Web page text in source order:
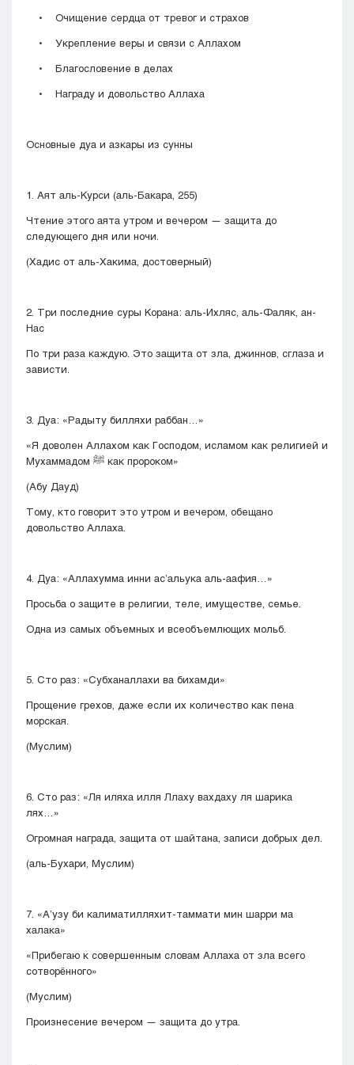
• Очищение сердца от тревог и страхов
• Укрепление веры и связи с Аллахом
• Благословение в делах
• Награду и довольство Аллаха
Основные дуа и азкары из сунны
1. Аят аль-Курси (аль-Бакара, 255)
Чтение этого аята утром и вечером — защита до
следующего дня или ночи.
(Хадис от аль-Хакима, достоверный)
2. Три последние суры Корана: аль-Ихляс, аль-Фаляк, ан-
Нас
По три раза каждую. Это защита от зла, джиннов, сглаза и
зависти.
3. Дуа: «Радыту билляхи раббан…»
«Я доволен Аллахом как Господом, исламом как религией и
Мухаммадом ﷺ как пророком»
(Абу Дауд)
Тому, кто говорит это утром и вечером, обещано
довольство Аллаха.
4. Дуа: «Аллахумма инни ас’альука аль-аафия…»
Просьба о защите в религии, теле, имуществе, семье.
Одна из самых объемных и всеобъемлющих мольб.
5. Сто раз: «Субханаллахи ва бихамди»
Прощение грехов, даже если их количество как пена
морская.
(Муслим)
6. Сто раз: «Ля иляха илля Ллаху вахдаху ля шарика
лях…»
Огромная награда, защита от шайтана, записи добрых дел.
(аль-Бухари, Муслим)
7. «А’узу би калиматилляхит-таммати мин шарри ма
халака»
«Прибегаю к совершенным словам Аллаха от зла всего
сотворённого»
(Муслим)
Произнесение вечером — защита до утра.